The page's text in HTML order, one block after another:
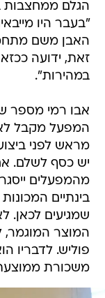
הגלם ממחצבות
"בעבר היו
האבן משם
זאת, ידועה
במהירות".
אבו רמי מספר
המפעל מקבל
מראש לפני
יש כסף לשלם.
מהמפעלים
בינתיים
שמגיעים לכאן.
המוצר המוגמר,
פוליש. לדבריו
משכורת